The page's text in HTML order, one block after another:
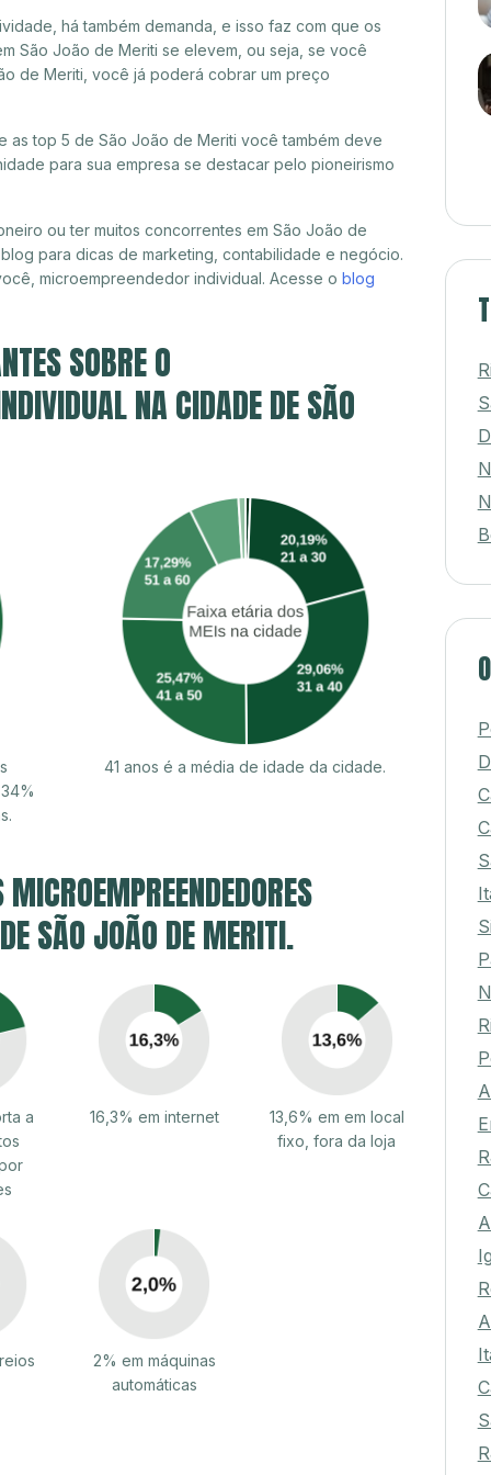
há também demanda, e isso faz com que os
São João de Meriti se elevem, ou seja, se você
de Meriti, você já poderá cobrar um preço
as top 5 de São João de Meriti você também deve
para sua empresa se destacar pelo pioneirismo
ou ter muitos concorrentes em São João de
para dicas de marketing, contabilidade e negócio.
microempreendedor individual. Acesse o blog
SOBRE O
NA CIDADE DE SÃO
41 anos é a média de idade da cidade.
SÃO JOÃO DE MERITI.
a
16,3% em internet
13,6% em em local
fixo, fora da loja
2% em máquinas
automáticas